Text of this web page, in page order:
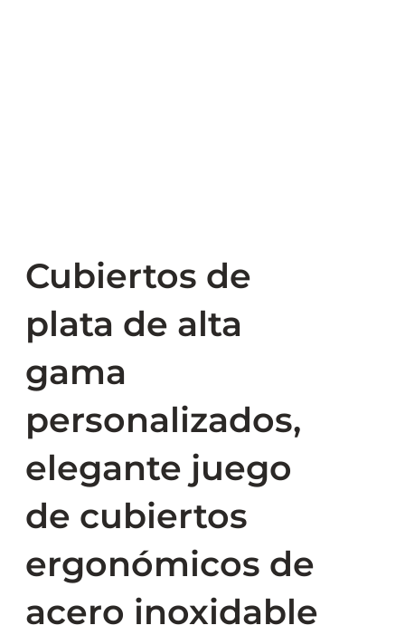
Cubiertos de
plata de alta
gama
personalizados,
elegante juego
de cubiertos
ergonómicos de
acero inoxidable